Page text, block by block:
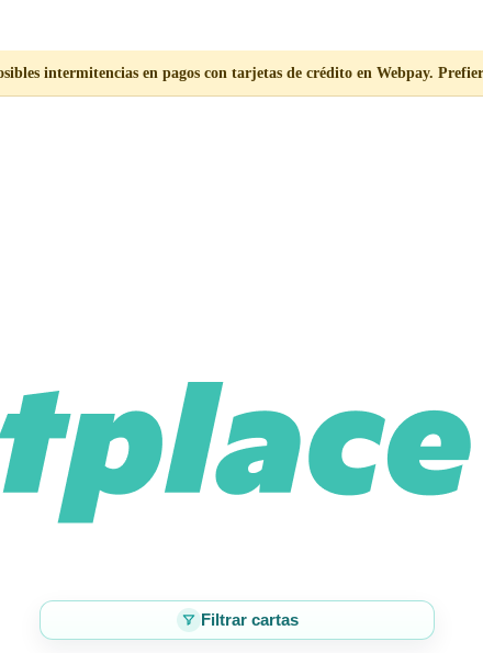
intermitencias en pagos con tarjetas de crédito en Webpay.
Filtrar cartas